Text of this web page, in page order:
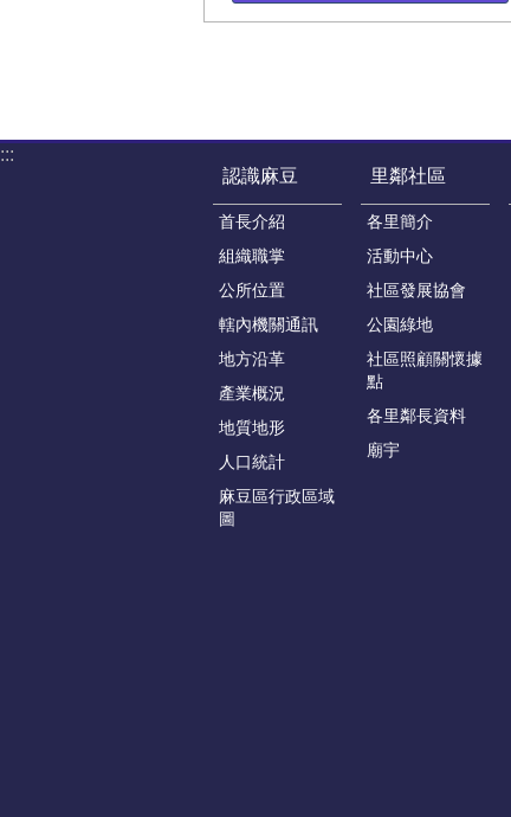
:::
認識麻豆
首長介紹
組織職掌
公所位置
轄內機關通訊
地方沿革
產業概況
地質地形
人口統計
麻豆區行政區域
圖
里鄰社區
各里簡介
活動中心
社區發展協會
公園綠地
社區照顧關懷據
點
各里鄰長資料
廟宇